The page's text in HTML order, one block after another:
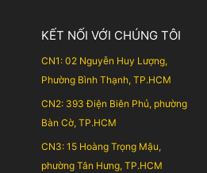
KẾT NỐI VỚI CHÚNG TÔI
CN1: 02 Nguyễn Huy Lượng,
Phường Bình Thạnh, TP.HCM
CN2: 393 Điện Biên Phủ, phường
Bàn Cờ, TP.HCM
CN3: 15 Hoàng Trọng Mậu,
phường Tân Hưng, TP.HCM